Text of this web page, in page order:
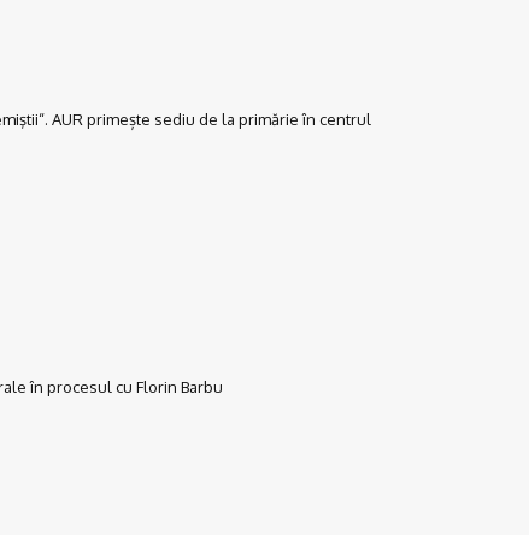
AUR primește sediu de la primărie în centrul
în procesul cu Florin Barbu